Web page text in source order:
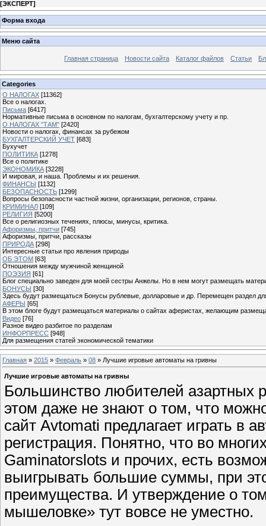
[ЭКСПЕРТ]
Форма входа
Меню сайта
Главная страница Новости сайта Каталог файлов Статьи
Categories
О НАЛОГАХ [11362]
Все о налогах.
Письма [6417]
Нормативные письма в основном по налогам, бухгалтерскому учету и пр.
О НАЛОГАХ "ТАМ" [2420]
Новости о налогах, финансах за рубежом
БУХГАЛТЕРСКИЙ УЧЕТ [683]
Бухучет
ПОЛИТИКА [1278]
Все о политике
ЭКОНОМИКА [3228]
И мировая, и наша. Проблемы и их решения.
ФИНАНСЫ [1132]
БЕЗОПАСНОСТЬ [1299]
Вопросы безопасности частной жизни, организации, регионов, страны.
КРИМИНАЛ [109]
РЕЛИГИЯ [5200]
Все о религиозных течениях, плюсы, минусы, критика.
Афоризмы, притчи [745]
Афоризмы, притчи, рассказы
ПРИРОДА [298]
Интересные статьи про явления природы
ОБ ЭТОМ [63]
Отношения между мужчиной женщиной
ПОЭЗИЯ [61]
Блог специально заведен для моей сестры Анжелы. Но в нем могут размещать
БОНУСЫ [30]
Здесь будут размещаться Бонусы рублевые, долларовые и др. Перемещен раздел
АФЕРЫ [65]
В этом блоге будут размещаться материалы о сайтах аферистах, желающим
Видео [76]
Разное видео разбитое по разделам
ИНФОРПРЕСС [948]
Для размещения статей экономической тематики
Главная » 2015 » Февраль » 08 » Лучшие игровые автоматы на гривны
Лучшие игровые автоматы на гривны
Большинство любителей азартных
этом даже не знают о том, что
сайт Avtomati предлагает играть в
регистрация. Понятно, что во
Gaminatorslots и прочих, есть
выигрывать большие суммы, при
преимущества. И утверждение о
мышеловке» тут вовсе не уместно.